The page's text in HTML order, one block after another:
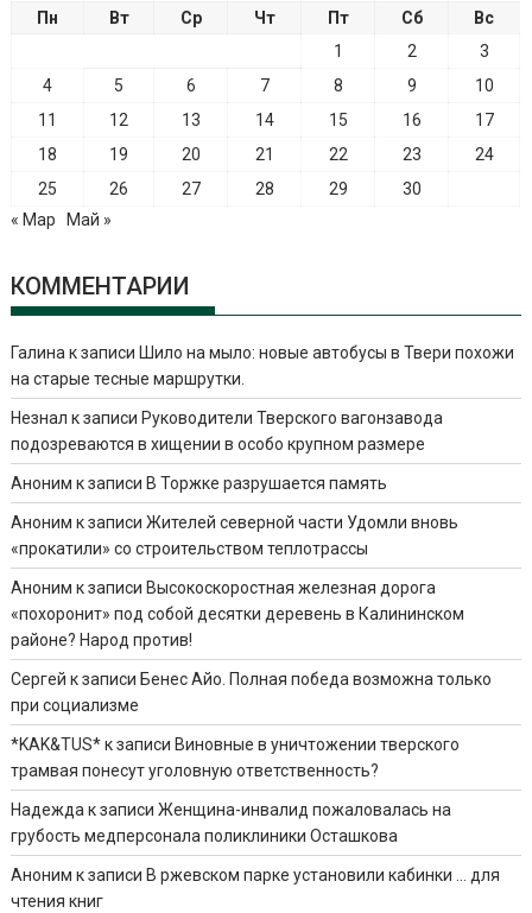
Пн Вт Ср Чт Пт Сб
Вс
1
2
3
4
5 6 7 8 9
10
11
12 13 14 15 16
17
18
19 20 21 22 23
24
25
26 27 28 29
30
« Мар
Май »
КОММЕНТАРИИ
Галина к записи Шило на мыло: новые автобусы в Твери похожи
на старые тесные маршрутки.
Незнал к записи Руководители Тверского вагонзавода
подозреваются в хищении в особо крупном размере
Аноним к записи В Торжке разрушается память
Аноним к записиЖителей северной части Удомли вновь
«прокатили» со строительством теплотрассы
Аноним к записи Высокоскоростная железная дорога
«похоронит» под собой десятки деревень в Калининском
районе? Народ против!
Сергей к записи Бенес Айо. Полная победа возможна только
при социализме
*KAK&TUS*к записи Виновные в уничтожении тверского
трамвая понесут уголовную ответственность?
Надежда к записиЖенщина-инвалид пожаловалась на
грубость медперсонала поликлиники Осташкова
Аноним к записи В ржевском парке установили кабинки … для
чтения книг